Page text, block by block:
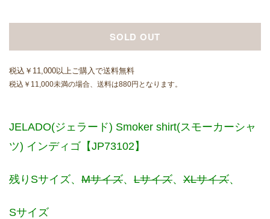
SOLD OUT
税込￥11,000以上ご購入で送料無料
税込￥11,000未満の場合、送料は880円となります。
JELADO(ジェラード) Smoker shirt(スモーカーシャ
ツ) インディゴ【JP73102】
残りSサイズ、 Mサイズ、 Lサイズ、 XLサイズ、
Sサイズ